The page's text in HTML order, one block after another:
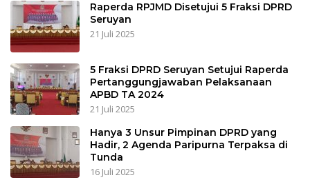
Raperda RPJMD Disetujui 5 Fraksi DPRD
Seruyan
21 Juli 2025
5 Fraksi DPRD Seruyan Setujui Raperda
Pertanggungjawaban Pelaksanaan
APBD TA 2024
21 Juli 2025
Hanya 3 Unsur Pimpinan DPRD yang
Hadir, 2 Agenda Paripurna Terpaksa di
Tunda
16 Juli 2025